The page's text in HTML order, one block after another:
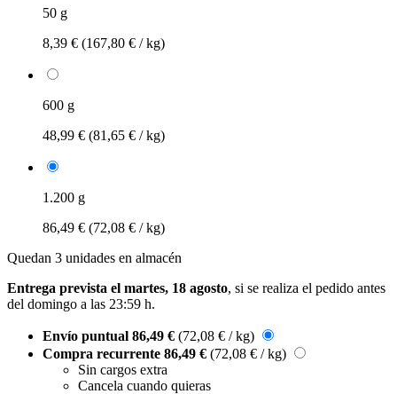
50 g
8,39 € (167,80 € / kg)
600 g
48,99 € (81,65 € / kg)
1.200 g
86,49 € (72,08 € / kg)
Quedan 3 unidades en almacén
Entrega prevista el martes, 18 agosto, si se realiza el pedido antes
del domingo a las 23:59 h.
Envío puntual 86,49 € (72,08 € / kg)
Compra recurrente 86,49 € (72,08 € / kg)
Sin cargos extra
Cancela cuando quieras